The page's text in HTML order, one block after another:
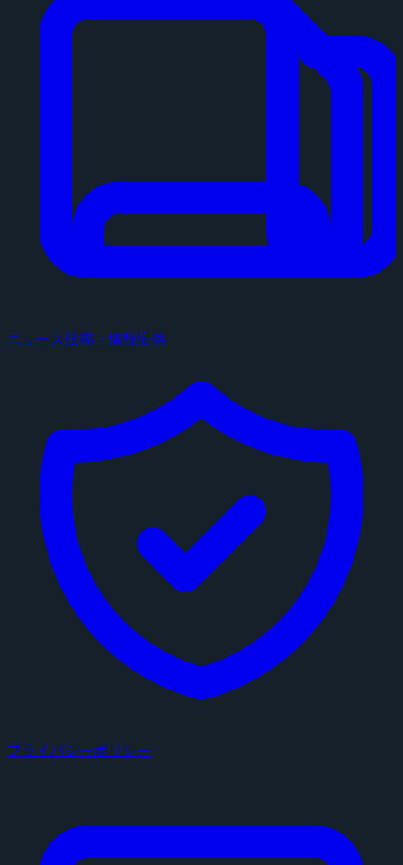
ニュース投稿・情報提供
プライバシーポリシー